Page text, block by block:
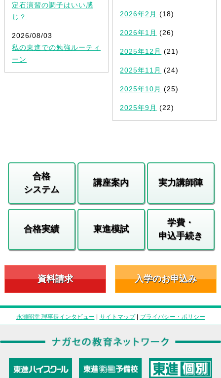
定石演習の調子はいい感
じ？
2026/08/03
私の東進での勉強ルーティ
ーン
2026年2月 (18)
2026年1月 (26)
2025年12月 (21)
2025年11月 (24)
2025年10月 (25)
2025年9月 (22)
合格
システム
講座案内 実力講師陣
合格実績 東進模試
学費・
申込手続き
資料請求 入学のお申込み
永瀬昭幸 理事長インタビュー | サイトマップ| プライバシー・ポリシー